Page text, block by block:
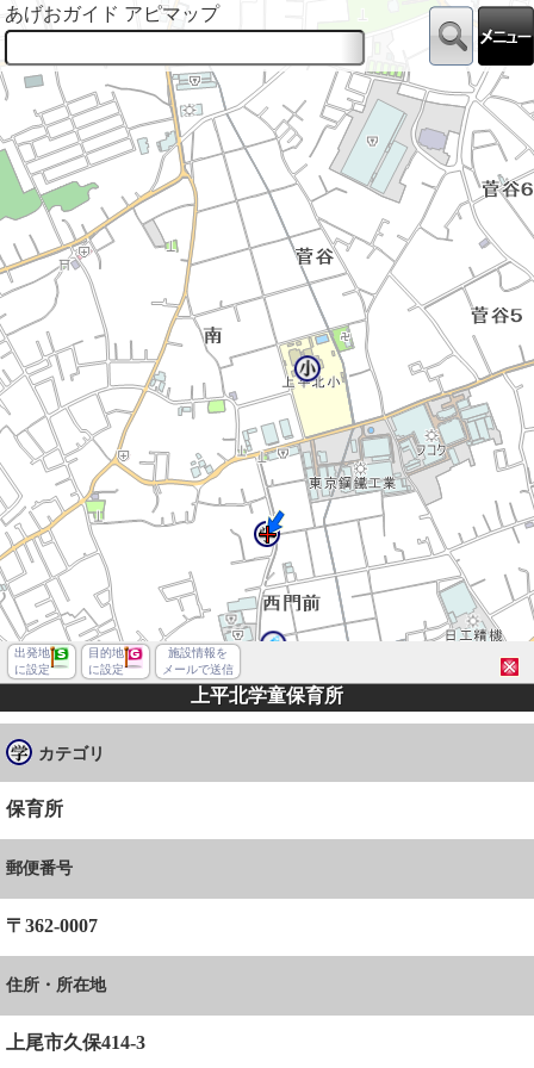
上尾市久保
あげおガイド アピマップ
出発地
に設定
目的地
に設定
施設情報を
メールで送信
上平北学童保育所
カテゴリ
保育所
郵便番号
〒362-0007
住所・所在地
上尾市久保414-3